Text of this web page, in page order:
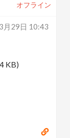
オフライン
月29日 10:43
KB)